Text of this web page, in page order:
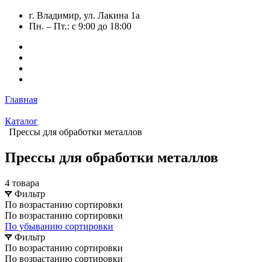
г. Владимир, ул. Лакина 1а
Пн. – Пт.: с 9:00 до 18:00
Главная
Каталог
Прессы для обработки металлов
Прессы для обработки металлов
4 товара
Фильтр
По возрастанию сортировки
По возрастанию сортировки
По убыванию сортировки
Фильтр
По возрастанию сортировки
По возрастанию сортировки